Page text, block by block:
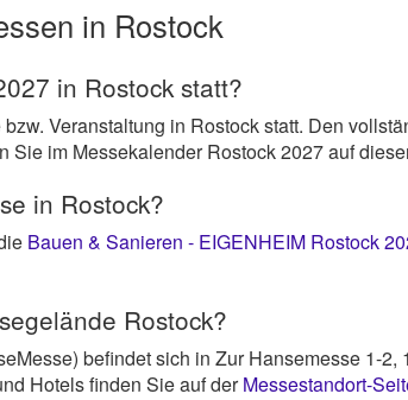
in Rostock
in Rostock statt?
Veranstaltung in Rostock statt. Den
Sie im Messekalender Rostock 2027 auf
in Rostock?
Bauen & Sanieren - EIGENHEIM Rostock
Rostock?
befindet sich in Zur Hansemesse 1-2,
Hotels finden Sie auf derMessestandort-